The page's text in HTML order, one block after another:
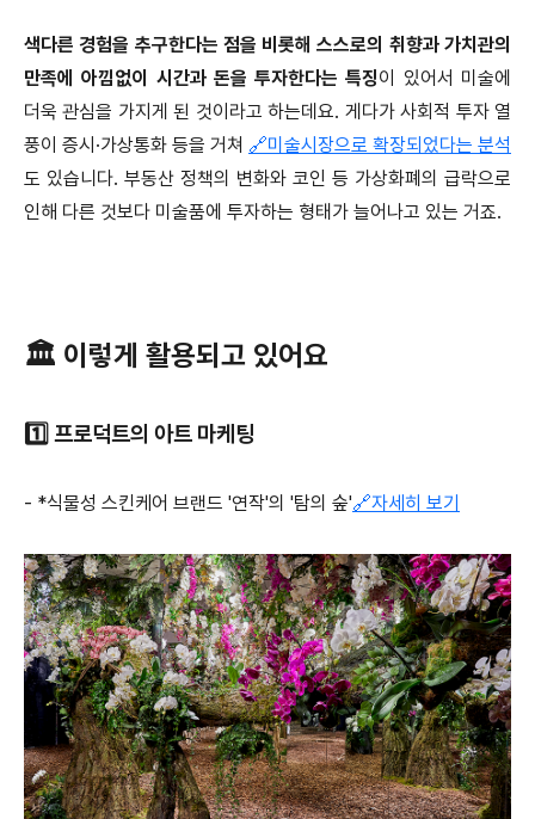
색다른 경험을 추구한다는 점을 비롯해 스스로의 취향과 가치관의
만족에 아낌없이 시간과 돈을 투자한다는 특징이 있어서 미술에
더욱 관심을 가지게 된 것이라고 하는데요. 게다가 사회적 투자 열
풍이 증시·가상통화 등을 거쳐 🔗미술시장으로 확장되었다는 분석
도 있습니다. 부동산 정책의 변화와 코인 등 가상화폐의 급락으로
인해 다른 것보다 미술품에 투자하는 형태가 늘어나고 있는 거죠.
🏛 이렇게 활용되고 있어요
1️⃣ 프로덕트의 아트 마케팅
- *식물성 스킨케어 브랜드 '연작'의 '탐의 숲'🔗자세히 보기